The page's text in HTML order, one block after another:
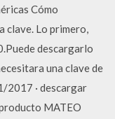
Cómo
clave. Lo primero,
descargarlo
una clave de
2017 · descargar
MATEO